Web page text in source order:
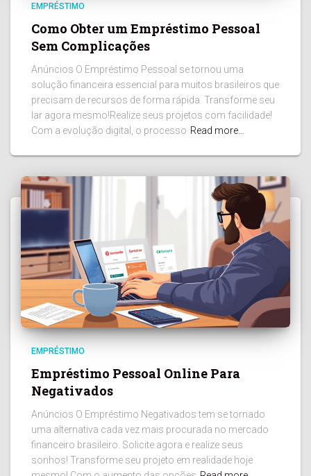
EMPRÉSTIMO
Como Obter um Empréstimo Pessoal
Sem Complicações
Anúncios O Empréstimo Pessoal se tornou uma
solução financeira essencial para muitos brasileiros que
precisam de recursos de forma rápida. Transforme seu
lar agora mesmo!Realize seus projetos com facilidade!
Com a evolução digital, o processo Read more…
EMPRÉSTIMO
Empréstimo Pessoal Online Para
Negativados
Anúncios O Empréstimo Negativados tem se tornado
uma alternativa cada vez mais procurada no mercado
financeiro brasileiro. Solicite agora e realize seus
sonhos! Transforme seu projeto em realidade hoje